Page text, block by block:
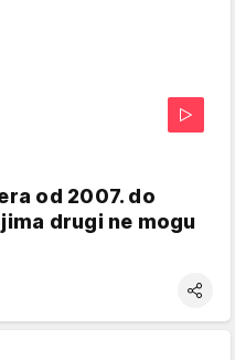
od 2007. do
drugi ne mogu